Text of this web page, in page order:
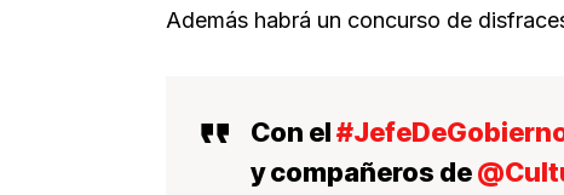
Además habrá un concurso de
Con el
y compañeros de